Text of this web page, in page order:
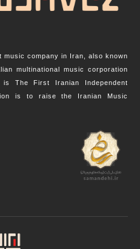
company in Iran, also known
multinational music corporation
The First Iranian Independent
is to raise the Iranian Music